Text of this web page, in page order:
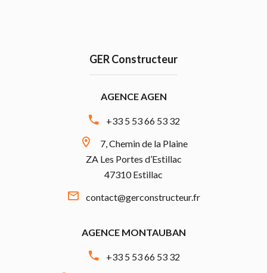
GER Constructeur
AGENCE AGEN
+33 5 53 66 53 32
7, Chemin de la Plaine
ZA Les Portes d’Estillac
47310 Estillac
contact@gerconstructeur.fr
AGENCE MONTAUBAN
+33 5 53 66 53 32